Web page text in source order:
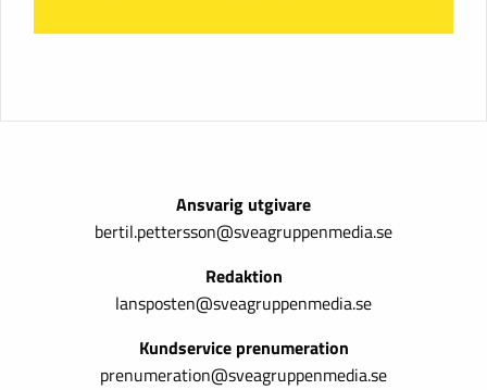
Ansvarig utgivare
bertil.pettersson@sveagruppenmedia.se
Redaktion
lansposten@sveagruppenmedia.se
Kundservice prenumeration
prenumeration@sveagruppenmedia.se